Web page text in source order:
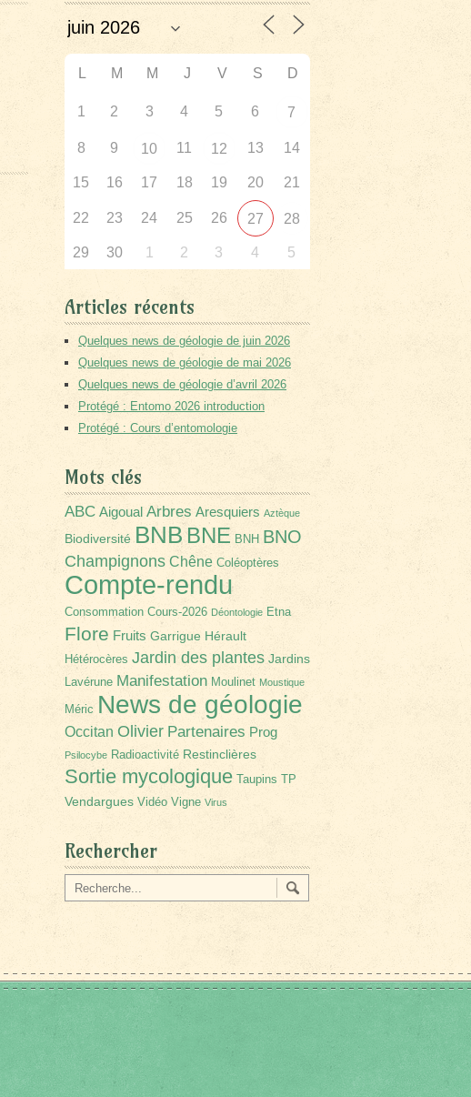
L M M J V S D
1 2 3 4 5 6 7
8 9 10 11 12 13 14
15 16 17 18 19 20 21
22 23 24 25 26 27 28
29 30 1 2 3 4 5
Articles récents
Quelques news de géologie de juin 2026
Quelques news de géologie de mai 2026
Quelques news de géologie d’avril 2026
Protégé : Entomo 2026 introduction
Protégé : Cours d’entomologie
Mots clés
ABC Aigoual Arbres Aresquiers Aztèque
Biodiversité BNB BNE BNH BNO
Champignons Chêne Coléoptères
Compte-rendu
Consommation Cours-2026 Déontologie Etna
Flore Fruits Garrigue Hérault
Hétérocères Jardin des plantes Jardins
Lavérune Manifestation Moulinet Moustique
Méric News de géologie
Occitan Olivier Partenaires Prog
Psilocybe Radioactivité Restinclières
Sortie mycologique Taupins TP
Vendargues Vidéo Vigne Virus
Rechercher